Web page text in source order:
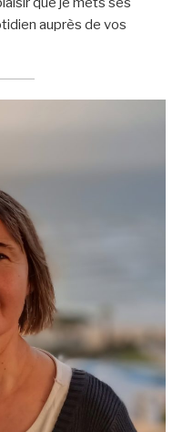
auprès de vos